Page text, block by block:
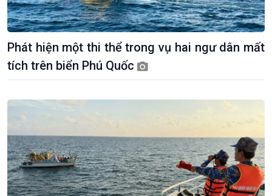
Phát hiện một thi thể trong vụ hai ngư dân mất
tích trên biển Phú Quốc